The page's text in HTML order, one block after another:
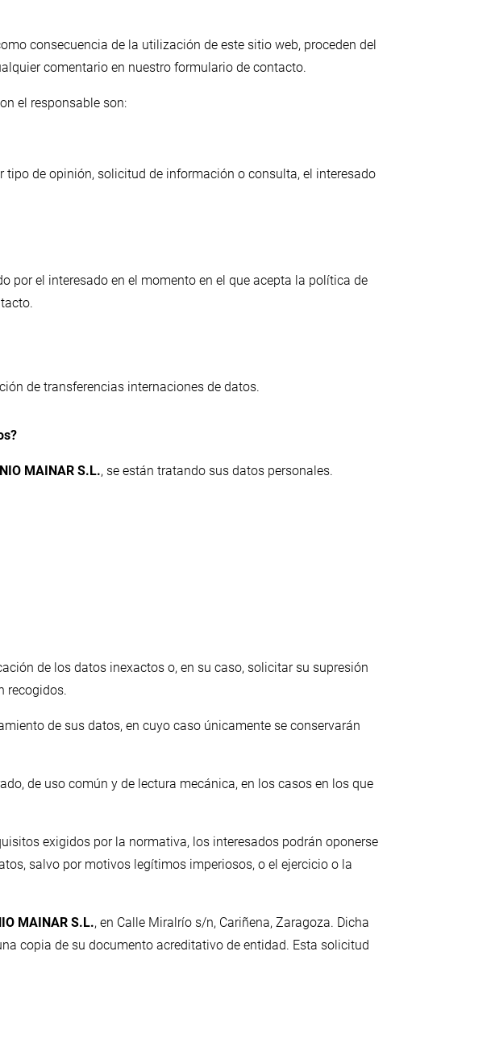
consecuencia de la utilización de este sitio web, proceden del
comentario en nuestro formulario de contacto.
el responsable son:
de opinión, solicitud de información o consulta, el interesado
por el interesado en el momento en el que acepta la política de
de transferencias internaciones de datos.
MAINAR S.L., se están tratando sus datos personales.
de los datos inexactos o, en su caso, solicitar su supresión
recogidos.
de sus datos, en cuyo caso únicamente se conservarán
de uso común y de lectura mecánica, en los casos en los que
exigidos por la normativa, los interesados podrán oponerse
salvo por motivos legítimos imperiosos, o el ejercicio o la
MAINAR S.L., en Calle Miralrío s/n, Cariñena, Zaragoza. Dicha
copia de su documento acreditativo de entidad. Esta solicitud